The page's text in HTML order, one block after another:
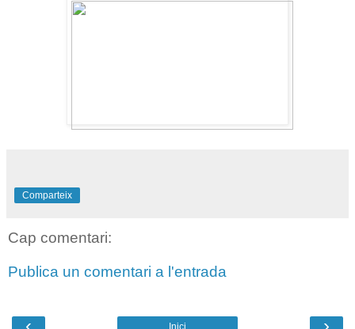
Comparteix
Cap comentari:
Publica un comentari a l'entrada
Inici